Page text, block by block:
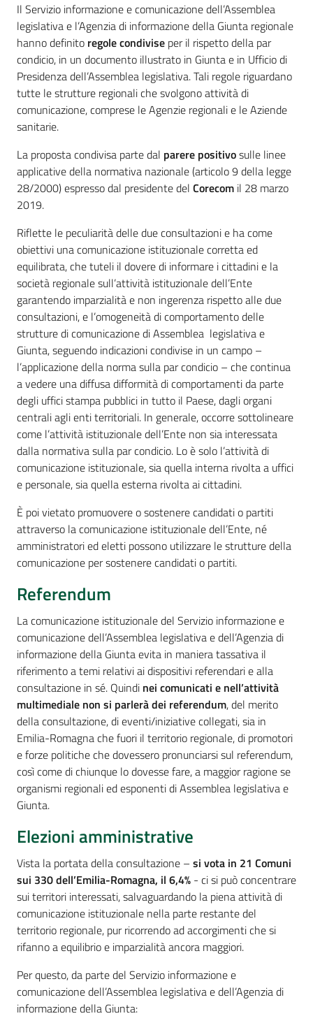
Il Servizio informazione e comunicazione dell’Assemblea
legislativa e l’Agenzia di informazione della Giunta regionale
hanno definito regole condivise per il rispetto della par
condicio, in un documento illustrato in Giunta e in Ufficio di
Presidenza dell’Assemblea legislativa. Tali regole riguardano
tutte le strutture regionali che svolgono attività di
comunicazione, comprese le Agenzie regionali e le Aziende
sanitarie.
La proposta condivisa parte dal parere positivosulle linee
applicative della normativa nazionale (articolo 9 della legge
28/2000) espresso dal presidente del Corecom il 28 marzo
2019.
Riflette le peculiarità delle due consultazioni e ha come
obiettivi una comunicazione istituzionale corretta ed
equilibrata, che tuteli il dovere di informare i cittadini e la
società regionale sull’attività istituzionale dell’Ente
garantendo imparzialità e non ingerenza rispetto alle due
consultazioni, e l’omogeneità di comportamento delle
strutture di comunicazione di Assemblea legislativa e
Giunta, seguendo indicazioni condivise in un campo –
l’applicazione della norma sulla par condicio – che continua
a vedere una diffusa difformità di comportamenti da parte
degli uffici stampa pubblici in tutto il Paese, dagli organi
centrali agli enti territoriali. In generale, occorre sottolineare
come l’attività istituzionale dell’Ente non sia interessata
dalla normativa sulla par condicio. Lo è solo l’attività di
comunicazione istituzionale, sia quella interna rivolta a uffici
e personale, sia quella esterna rivolta ai cittadini.
È poi vietato promuovere o sostenere candidati o partiti
attraverso la comunicazione istituzionale dell’Ente, né
amministratori ed eletti possono utilizzare le strutture della
comunicazione per sostenere candidati o partiti.
Referendum
La comunicazione istituzionale del Servizio informazione e
comunicazione dell’Assemblea legislativa e dell’Agenzia di
informazione della Giunta evita in maniera tassativa il
riferimento a temi relativi ai dispositivi referendari e alla
consultazione in sé. Quindi nei comunicati e nell’attività
multimediale non si parlerà dei referendum, del merito
della consultazione, di eventi/iniziative collegati, sia in
Emilia-Romagna che fuori il territorio regionale, di promotori
e forze politiche che dovessero pronunciarsi sul referendum,
così come di chiunque lo dovesse fare, a maggior ragione se
organismi regionali ed esponenti di Assemblea legislativa e
Giunta.
Elezioni amministrative
Vista la portata della consultazione – si vota in 21 Comuni
sui 330 dell’Emilia-Romagna, il 6,4% - ci si può concentrare
sui territori interessati, salvaguardando la piena attività di
comunicazione istituzionale nella parte restante del
territorio regionale, pur ricorrendo ad accorgimenti che si
rifanno a equilibrio e imparzialità ancora maggiori.
Per questo, da parte del Servizio informazione e
comunicazione dell’Assemblea legislativa e dell’Agenzia di
informazione della Giunta: